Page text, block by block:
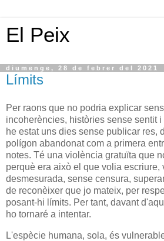
El Peix
diumenge, 28 de febrer del 2021
Límits
Per raons que no podria explicar
incoherències, històries sense sentit
he estat uns dies sense publicar res,
polígon abandonat com a primera
notes. Té una violència gratuïta que
perquè era això el que volia escriure,
desmesurada, sense censura,
de reconèixer que jo mateix, per
posant-hi límits. Per tant, davant
ho tornaré a intentar.
L'espècie humana, sola, és